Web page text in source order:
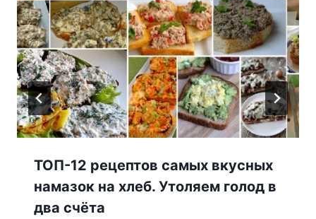
ТОП-12 рецептов самых вкусных
намазок на хлеб. Утоляем голод в
два счёта